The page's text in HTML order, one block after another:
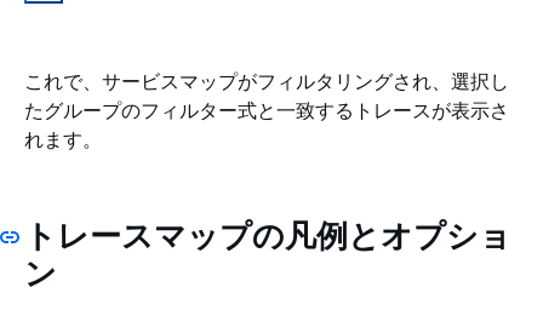
これで、サービスマップがフィルタリングされ、選択し
たグループのフィルター式と一致するトレースが表示さ
れます。
トレースマップの凡例とオプショ
ン